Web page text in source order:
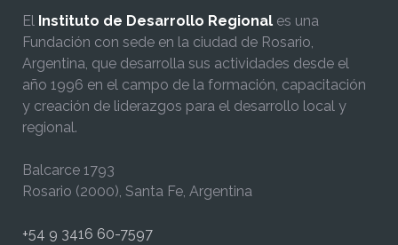
El Instituto de Desarrollo Regional es una
Fundación con sede en la ciudad de Rosario,
Argentina, que desarrolla sus actividades desde el
año 1996 en el campo de la formación, capacitación
y creación de liderazgos para el desarrollo local y
regional.
Balcarce 1793
Rosario (2000), Santa Fe, Argentina
+54 9 3416 60-7597